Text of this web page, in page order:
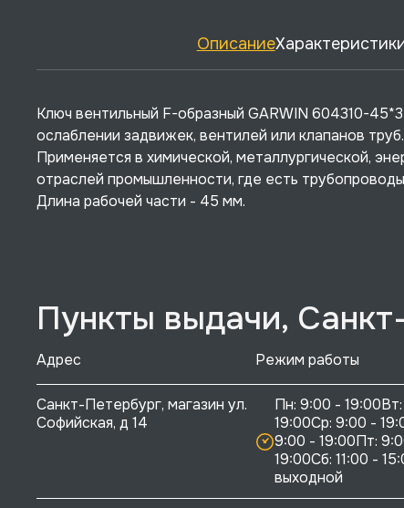
Описание
Ключ вентильный F-образный GARWIN 604310-
ослаблении задвижек, вентилей или клапанов труб.
Применяется в химической, металлургической,
отраслей промышленности, где есть
Длина рабочей части - 45 мм.
Пункты выдачи,
Адрес Режим работы
Санкт-Петербург, магазин ул.
Софийская, д 14
Пн: 9:00 -
19:00Ср: 9:00 -
9:00 - 19:00Пт:
19:00Сб: 11:00 -
выходной